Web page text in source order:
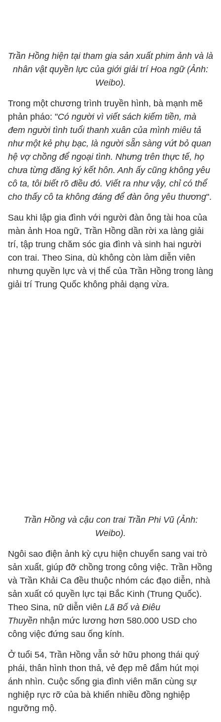
Trần Hồng hiện tại tham gia sản xuất phim ảnh và là
nhân vật quyền lực của giới giải trí Hoa ngữ (Ảnh:
Weibo).
Trong một chương trình truyền hình, bà mạnh mẽ
phản pháo: "Có người vì viết sách kiếm tiền, mà
đem người tình tuổi thanh xuân của mình miêu tả
như một kẻ phụ bạc, là người sẵn sàng vứt bỏ quan
hệ vợ chồng để ngoại tình. Nhưng trên thực tế, họ
chưa từng đăng ký kết hôn. Anh ấy cũng không yêu
cô ta, tôi biết rõ điều đó. Viết ra như vậy, chỉ có thể
cho thấy cô ta không đáng để đàn ông yêu thương".
Sau khi lập gia đình với người đàn ông tài hoa của
màn ảnh Hoa ngữ, Trần Hồng dần rời xa làng giải
trí, tập trung chăm sóc gia đình và sinh hai người
con trai. Theo Sina, dù không còn làm diễn viên
nhưng quyền lực và vị thế của Trần Hồng trong làng
giải trí Trung Quốc không phải dạng vừa.
Trần Hồng và cậu con trai Trần Phi Vũ (Ảnh:
Weibo).
Ngôi sao điện ảnh kỳ cựu hiện chuyển sang vai trò
sản xuất, giúp đỡ chồng trong công việc. Trần Hồng
và Trần Khải Ca đều thuộc nhóm các đạo diễn, nhà
sản xuất có quyền lực tại Bắc Kinh (Trung Quốc).
Theo Sina, nữ diễn viên Lã Bố và Điêu
Thuyền nhận mức lương hơn 580.000 USD cho
công việc đứng sau ống kính.
Ở tuổi 54, Trần Hồng vẫn sở hữu phong thái quý
phái, thân hình thon thả, vẻ đẹp mê đắm hút mọi
ánh nhìn. Cuộc sống gia đình viên mãn cùng sự
nghiệp rực rỡ của bà khiến nhiều đồng nghiệp
ngưỡng mộ.